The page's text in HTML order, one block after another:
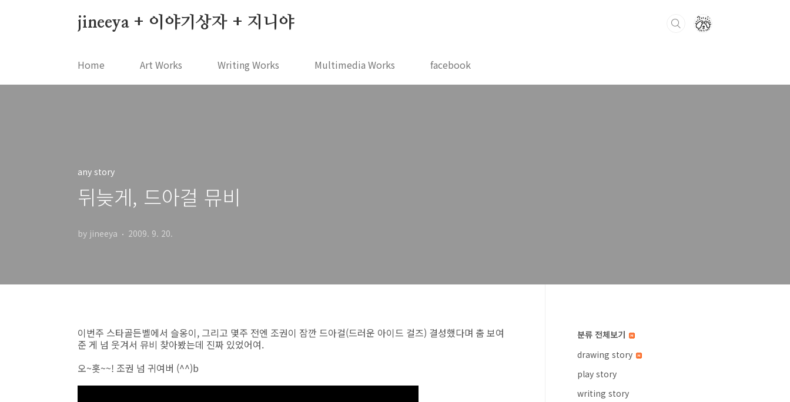
jineeya + 이야기상자 + 지니야
Home Art Works Writing Works Multimedia Works facebook
any story
뒤늦게, 드아걸 뮤비
by jineeya 2009. 9. 20.
이번주 스타골든벨에서 슬옹이, 그리고 몇주 전엔 조권이 잠깐 드아걸(드러운 아이드 걸즈) 결성했다며 춤 보여
준 게 넘 웃겨서 뮤비 찾아봤는데 진짜 있었어여.
오~홋~~! 조권 넘 귀여버 (^^)b
분류 전체보기
drawing story
play story
writing story